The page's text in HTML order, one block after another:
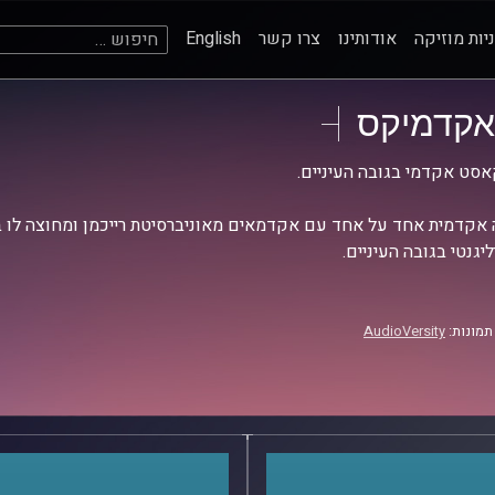
מוזיקה אודותינו צרו קשר English חיפוש:
אקדמיקס
אקדמי בגובה העיניים.
אקדמית אחד על אחד עם אקדמאים מאוניברסיטת רייכמן ומחוצה לו
בגובה העיניים.
AudioVersity